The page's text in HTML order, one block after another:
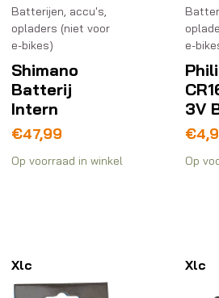
Batterijen, accu's,
opladers (niet voor
e-bikes)
Shimano
Batterij
Intern
€47,99
Op voorraad in winkel
e-
3V
€
Op
Xlc Xlc